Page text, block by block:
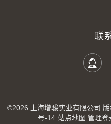
联
©2026 上海增骏实业有限公司
号-14 站点地图 管理登